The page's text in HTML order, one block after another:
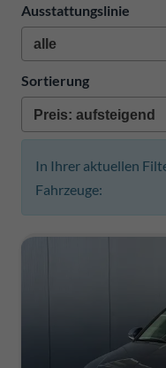
Ausstattungslinie
Sortierung
In Ihrer aktuellen
Fahrzeuge: